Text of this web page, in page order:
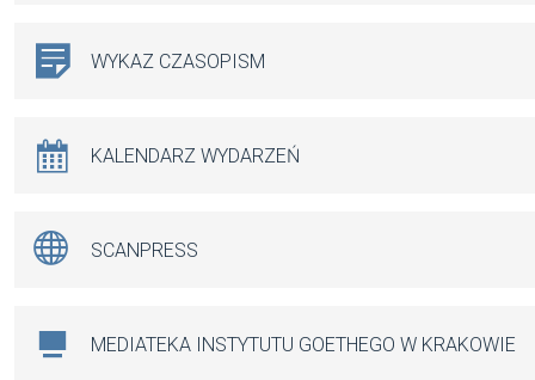
WYKAZ CZASOPISM
KALENDARZ WYDARZEŃ
SCANPRESS
MEDIATEKA INSTYTUTU GOETHEGO W KRAKOWIE